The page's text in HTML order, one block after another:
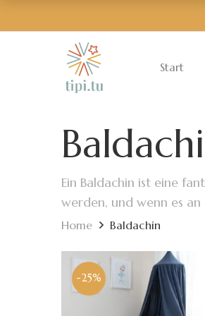
Start
Ein Baldachin ist eine
werden, und wenn es
Home Baldachin
-25%